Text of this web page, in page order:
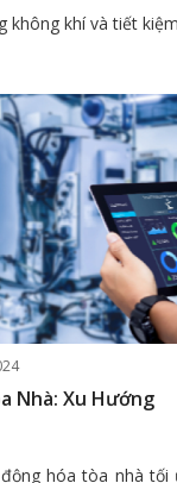
không khí và tiết
Nhà: Xu Hướng
hóa tòa nhà